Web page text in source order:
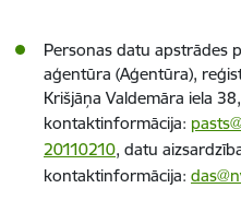
Personas datu apstrādes
aģentūra (Aģentūra),
Krišjāņa Valdemāra iela
kontaktinformācija:
20110210, datu
kontaktinformācija: